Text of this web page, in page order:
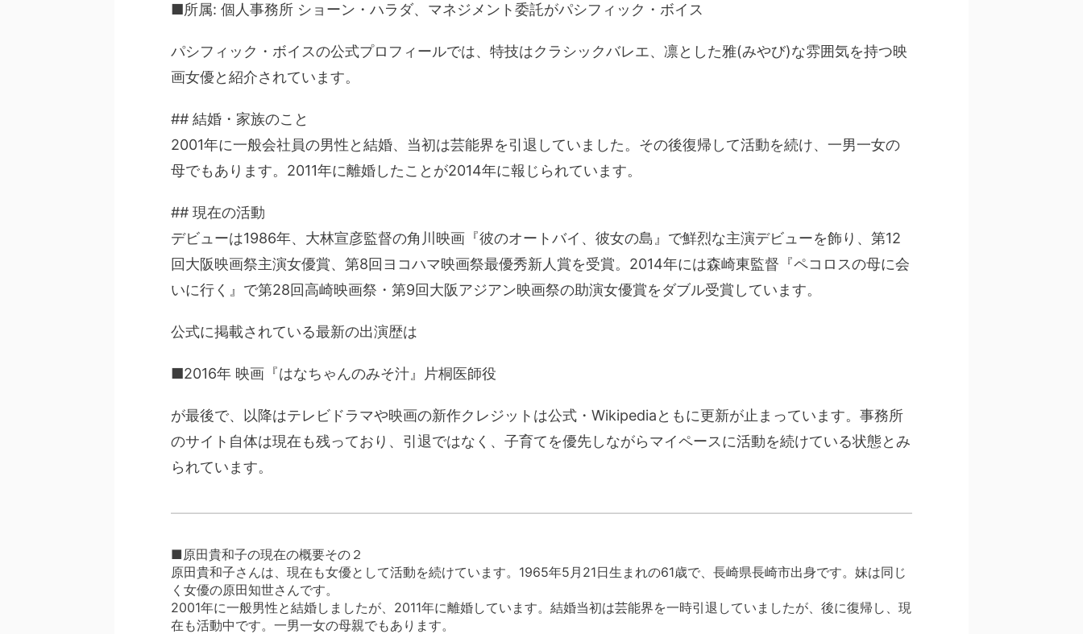
■所属: 個人事務所 ショーン・ハラダ、マネジメント委託がパシフィック・ボイス
パシフィック・ボイスの公式プロフィールでは、特技はクラシックバレエ、凛とした雅(みやび)な雰囲気を持つ映
画女優と紹介されています。
## 結婚・家族のこと
2001年に一般会社員の男性と結婚、当初は芸能界を引退していました。その後復帰して活動を続け、一男一女の
母でもあります。2011年に離婚したことが2014年に報じられています。
## 現在の活動
デビューは1986年、大林宣彦監督の角川映画『彼のオートバイ、彼女の島』で鮮烈な主演デビューを飾り、第12
回大阪映画祭主演女優賞、第8回ヨコハマ映画祭最優秀新人賞を受賞。2014年には森崎東監督『ペコロスの母に会
いに行く』で第28回高崎映画祭・第9回大阪アジアン映画祭の助演女優賞をダブル受賞しています。
公式に掲載されている最新の出演歴は
■2016年 映画『はなちゃんのみそ汁』片桐医師役
が最後で、以降はテレビドラマや映画の新作クレジットは公式・Wikipediaともに更新が止まっています。事務所
のサイト自体は現在も残っており、引退ではなく、子育てを優先しながらマイペースに活動を続けている状態とみ
られています。
■原田貴和子の現在の概要その２
原田貴和子さんは、現在も女優として活動を続けています。1965年5月21日生まれの61歳で、長崎県長崎市出身です。妹は同じ
く女優の原田知世さんです。
2001年に一般男性と結婚しましたが、2011年に離婚しています。結婚当初は芸能界を一時引退していましたが、後に復帰し、現
在も活動中です。一男一女の母親でもあります。